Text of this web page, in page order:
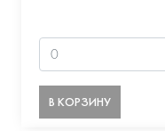
В КОРЗИНУ